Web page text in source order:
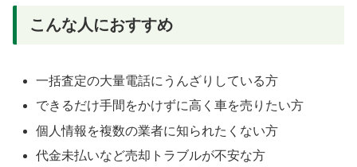
こんな人におすすめ
一括査定の大量電話にうんざりしている方
できるだけ手間をかけずに高く車を売りたい方
個人情報を複数の業者に知られたくない方
代金未払いなど売却トラブルが不安な方